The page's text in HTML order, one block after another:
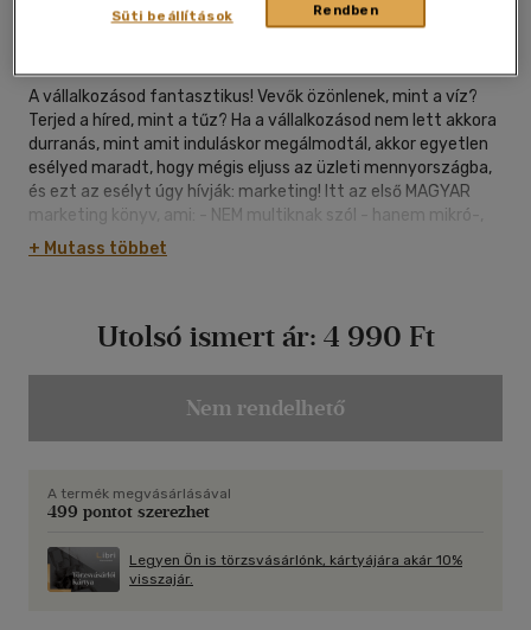
Pongor Publishing Kft.|2010 magyar nyelvű|puhatáblás
A vállalkozásod fantasztikus! Vevők özönlenek, mint a víz?
Terjed a híred, mint a tűz? Ha a vállalkozásod nem lett akkora
durranás, mint amit induláskor megálmodtál, akkor egyetlen
esélyed maradt, hogy mégis eljuss az üzleti mennyországba,
és ezt az esélyt úgy hívják: marketing! Itt az első MAGYAR
marketing könyv, ami: - NEM multiknak szól - hanem mikró-,
kis- és közepes vállalatoknak - NEM amerikai könyv fordítása
- hanem 100% magyar tapasztalat, - NEM elméleti tananyag
+ Mutass többet
Utolsó ismert ár: 4 990 Ft
Nem rendelhető
A termék megvásárlásával
499 pontot szerezhet
Legyen Ön is törzsvásárlónk, kártyájára akár 10%
visszajár.
Rendben
Süti beállítások